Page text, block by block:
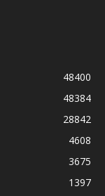
48400
48384
28842
4608
3675
1397